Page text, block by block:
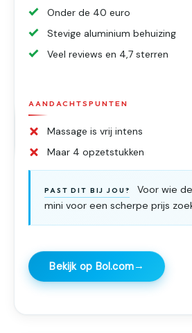
Onder de 40 euro
Stevige aluminium behuizing
Veel reviews en 4,7 sterren
AANDACHTSPUNTEN
Massage is vrij intens
Maar 4 opzetstukken
PAST DIT BIJ JOU?
Voor wie
mini voor een scherpe prijs
Bekijk op Bol.com→